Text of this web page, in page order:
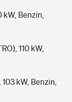
kW, Benzin,
110 kW,
kW, Benzin,